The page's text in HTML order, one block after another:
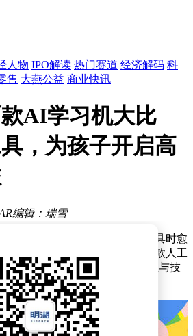
人物 IPO解读 热门赛道 经济解码 科
售 大燕公益 商业快讯
AI学习机大比
，为孩子开启高
编辑：瑞雪
当下，家长为孩子挑选学习工具时愈
体验。科大讯飞近期推出的两款人工
Pro与S30，凭借差异化定位与技
域的焦点产品。